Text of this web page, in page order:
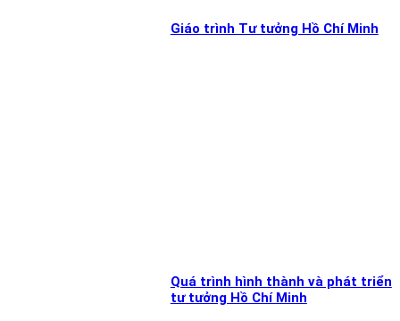
Giáo trình Tư tưởng Hồ Chí Minh
Quá trình hình thành và phát triển
tư tưởng Hồ Chí Minh